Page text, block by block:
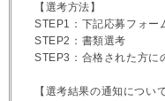
【選考方法】
STEP1：下記応募フォー
STEP2：書類選考
STEP3：合格された方に
【選考結果の通知について